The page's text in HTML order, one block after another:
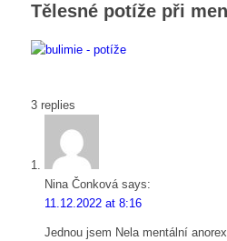
Tělesné potíže při
3 replies
Nina Čonková says:
11.12.2022 at 8:16
Jednou jsem Nela mentální